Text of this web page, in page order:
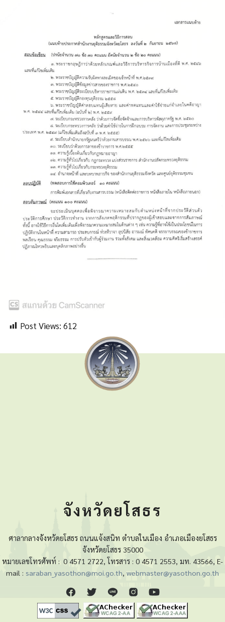
Post Views: 612
จังหวัดยโสธร
ศาลากลางจังหวัดยโสธร ถนนแจ้งสนิท ตำบลในเมือง อำเภอเมืองยโสธร
จังหวัดยโสธร 35000
หมายเลขโทรศัพท์ : 0 4571 2722, โทรสาร : 0 4571 2553, มท. 43566, E-
mail : saraban_yasothon@moi.go.th webmaster@yasothon.go.th